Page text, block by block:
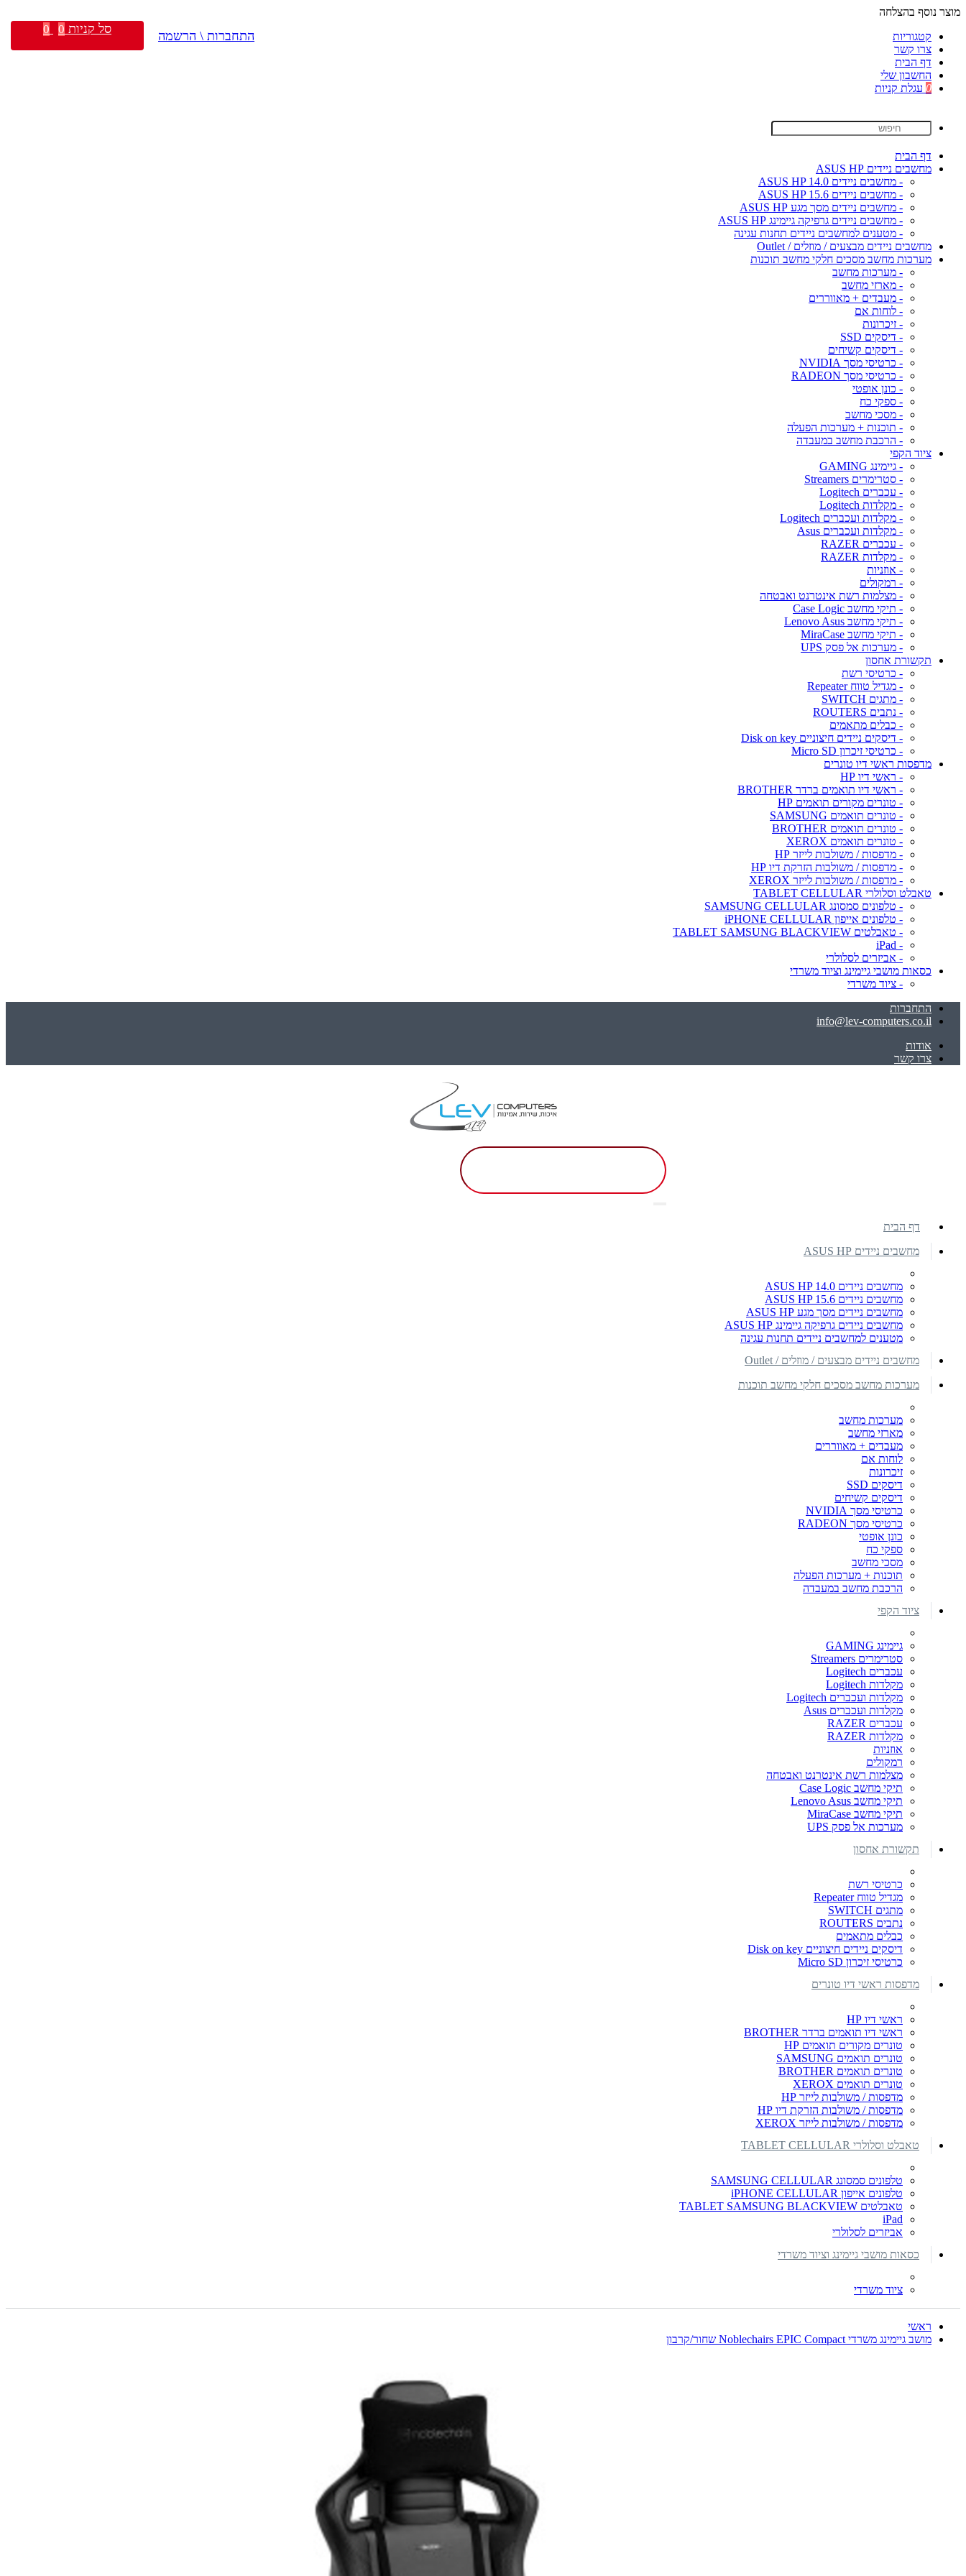
מוצר נוסף בהצלחה
קטגוריות
צרו קשר
דף הבית
החשבון שלי
0 עגלת קניות
דף הבית
מחשבים ניידים ASUS HP
- מחשבים ניידים ASUS HP 14.0
- מחשבים ניידים ASUS HP 15.6
- מחשבים ניידים מסך מגע ASUS HP
- מחשבים ניידים גרפיקה גיימינג ASUS HP
- מטענים למחשבים ניידים תחנות עגינה
מחשבים ניידים מבצעים / מוזלים / Outlet
מערכות מחשב מסכים חלקי מחשב תוכנות
- מערכות מחשב
- מארזי מחשב
- מעבדים + מאווררים
- לוחות אם
- זיכרונות
- דיסקים SSD
- דיסקים קשיחים
- כרטיסי מסך NVIDIA
- כרטיסי מסך RADEON
- כונן אופטי
- ספקי כח
- מסכי מחשב
- תוכנות + מערכות הפעלה
- הרכבת מחשב במעבדה
ציוד הקפי
- גיימינג GAMING
- סטרימרים Streamers
- עכברים Logitech
- מקלדות Logitech
- מקלדות ועכברים Logitech
- מקלדות ועכברים Asus
- עכברים RAZER
- מקלדות RAZER
- אוזניות
- רמקולים
- מצלמות רשת אינטרנט ואבטחה
- תיקי מחשב Case Logic
- תיקי מחשב Lenovo Asus
- תיקי מחשב MiraCase
- מערכות אל פסק UPS
תקשורת אחסון
- כרטיסי רשת
- מגדיל טווח Repeater
- מתגים SWITCH
- נתבים ROUTERS
- כבלים מתאמים
- דיסקים ניידים חיצוניים Disk on key
- כרטיסי זיכרון Micro SD
מדפסות ראשי דיו טונרים
- ראשי דיו HP
- ראשי דיו תואמים ברדר BROTHER
- טונרים מקורים תואמים HP
- טונרים תואמים SAMSUNG
- טונרים תואמים BROTHER
- טונרים תואמים XEROX
- מדפסות / משולבות לייזר HP
- מדפסות / משולבות הזרקת דיו HP
- מדפסות / משולבות לייזר XEROX
טאבלט וסלולרי TABLET CELLULAR
- טלפונים סמסונג SAMSUNG CELLULAR
- טלפונים אייפון iPHONE CELLULAR
- טאבלטים TABLET SAMSUNG BLACKVIEW
- iPad
- אביזרים לסלולרי
כסאות מושבי גיימינג וציוד משרדי
- ציוד משרדי
התחברות
info@lev-computers.co.il
אודות
צרו קשר
התחברות \ הרשמה סל קניות 0
0
דף הבית
מחשבים ניידים ASUS HP
מחשבים ניידים ASUS HP 14.0
מחשבים ניידים ASUS HP 15.6
מחשבים ניידים מסך מגע ASUS HP
מחשבים ניידים גרפיקה גיימינג ASUS HP
מטענים למחשבים ניידים תחנות עגינה
מחשבים ניידים מבצעים / מוזלים / Outlet
מערכות מחשב מסכים חלקי מחשב תוכנות
מערכות מחשב
מארזי מחשב
מעבדים + מאווררים
לוחות אם
זיכרונות
דיסקים SSD
דיסקים קשיחים
כרטיסי מסך NVIDIA
כרטיסי מסך RADEON
כונן אופטי
ספקי כח
מסכי מחשב
תוכנות + מערכות הפעלה
הרכבת מחשב במעבדה
ציוד הקפי
גיימינג GAMING
סטרימרים Streamers
עכברים Logitech
מקלדות Logitech
מקלדות ועכברים Logitech
מקלדות ועכברים Asus
עכברים RAZER
מקלדות RAZER
אוזניות
רמקולים
מצלמות רשת אינטרנט ואבטחה
תיקי מחשב Case Logic
תיקי מחשב Lenovo Asus
תיקי מחשב MiraCase
מערכות אל פסק UPS
תקשורת אחסון
כרטיסי רשת
מגדיל טווח Repeater
מתגים SWITCH
נתבים ROUTERS
כבלים מתאמים
דיסקים ניידים חיצוניים Disk on key
כרטיסי זיכרון Micro SD
מדפסות ראשי דיו טונרים
ראשי דיו HP
ראשי דיו תואמים ברדר BROTHER
טונרים מקורים תואמים HP
טונרים תואמים SAMSUNG
טונרים תואמים BROTHER
טונרים תואמים XEROX
מדפסות / משולבות לייזר HP
מדפסות / משולבות הזרקת דיו HP
מדפסות / משולבות לייזר XEROX
טאבלט וסלולרי TABLET CELLULAR
טלפונים סמסונג SAMSUNG CELLULAR
טלפונים אייפון iPHONE CELLULAR
טאבלטים TABLET SAMSUNG BLACKVIEW
iPad
אביזרים לסלולרי
כסאות מושבי גיימינג וציוד משרדי
ציוד משרדי
ראשי
מושב גיימינג משרדי Noblechairs EPIC Compact שחור/קרבון